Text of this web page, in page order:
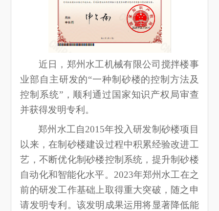
近日，郑州水工机械有限公司搅拌楼事
业部自主研发的“一种制砂楼的控制方法及
控制系统”，顺利通过国家知识产权局审查
并获得发明专利。
郑州水工自2015年投入研发制砂楼项目
以来，在制砂楼建设过程中积累经验改进工
艺，不断优化制砂楼控制系统，提升制砂楼
自动化和智能化水平。2023年郑州水工在之
前的研发工作基础上取得重大突破，随之申
请发明专利。该发明成果运用将显著降低能